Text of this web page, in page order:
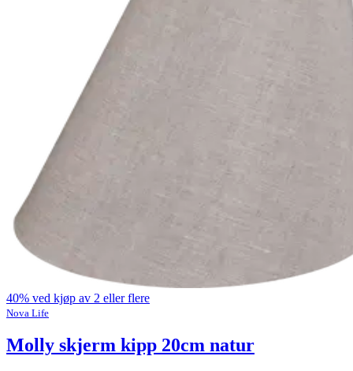
40% ved kjøp av 2 eller flere
Nova Life
Molly skjerm kipp 20cm natur